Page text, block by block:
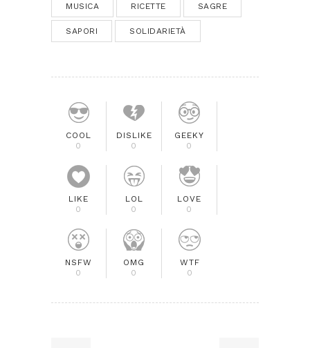
MUSICA RICETTE SAGRE
SAPORI SOLIDARIETÀ
COOL
0
DISLIKE
0
GEEKY
0
LIKE
0
LOL
0
LOVE
0
NSFW
0
OMG
0
WTF
0